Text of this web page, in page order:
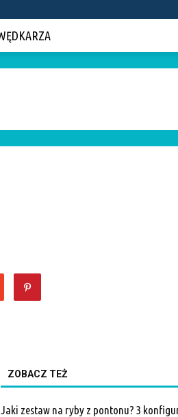
ZOBACZ TEŻ
Jaki zestaw na ryby z pontonu? 3